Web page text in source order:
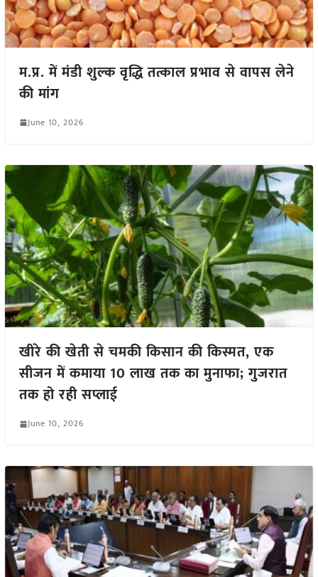
म.प्र. में मंडी शुल्क वृद्धि तत्काल प्रभाव से वापस लेने
की मांग
June 10, 2026
खीरे की खेती से चमकी किसान की किस्मत, एक
सीजन में कमाया 10 लाख तक का मुनाफा; गुजरात
तक हो रही सप्लाई
June 10, 2026